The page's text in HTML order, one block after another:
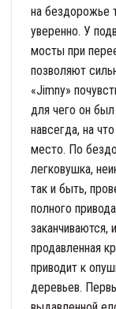
на бездорожье
уверенно. У
мосты при
позволяют
«Jimny»
для чего он
навсегда, на
место. По
легковушка,
так и быть,
полного
продавленная
приводит к
деревьев.